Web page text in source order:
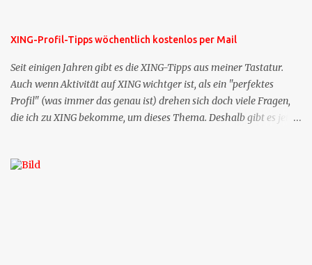
XING-Profil-Tipps wöchentlich kostenlos per Mail
Seit einigen Jahren gibt es die XING-Tipps aus meiner Tastatur.
Auch wenn Aktivität auf XING wichtger ist, als ein "perfektes
Profil" (was immer das genau ist) drehen sich doch viele Fragen,
die ich zu XING bekomme, um dieses Thema. Deshalb gibt es jetzt
bekommen Sie kostenlos eine weitere Folge. Die Startsequenz ist 16